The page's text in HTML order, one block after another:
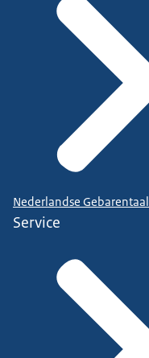
Nederlandse Gebarentaal
Service